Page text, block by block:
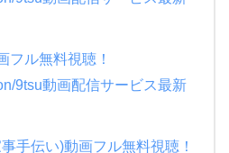
フル無料視聴！
9tsu動画配信サービス最新
手伝い)動画フル無料視聴！